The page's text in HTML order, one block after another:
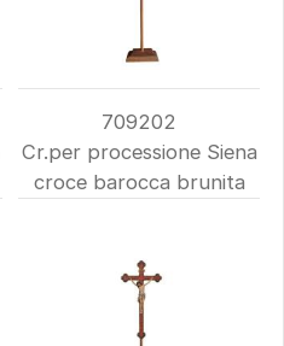
709202
Cr.per processione Siena
croce barocca brunita